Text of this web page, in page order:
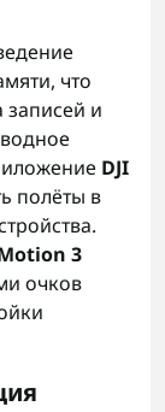
что
и
DJI
полёты в
3
очков